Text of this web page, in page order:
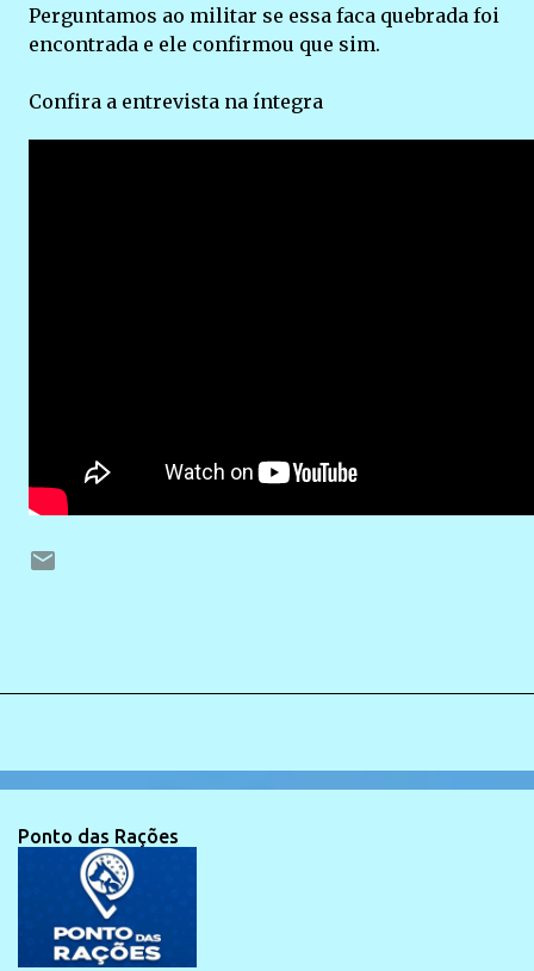
Perguntamos ao militar se essa faca quebrada foi
encontrada e ele confirmou que sim.
Confira a entrevista na íntegra
Ponto das Rações